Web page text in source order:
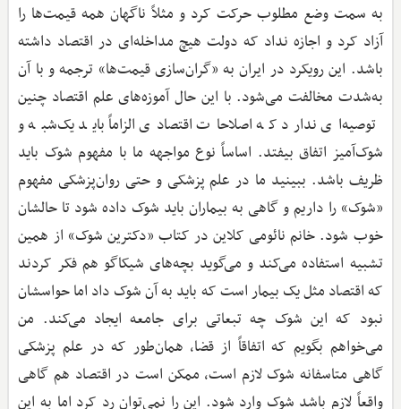
به سمت وضع مطلوب حرکت کرد و مثلاً ناگهان همه قیمت‌ها را
آزاد کرد و اجازه نداد که دولت هیچ مداخله‌ای در اقتصاد داشته
باشد. این رویکرد در ایران به «گران‌سازی قیمت‌ها» ترجمه و با آن
به‌شدت مخالفت می‌شود. با این حال آموزه‌های علم اقتصاد چنین
توصیه‌ای ندارد که اصلاحات اقتصادی الزاماً باید یک‌شبه و
شوک‌آمیز اتفاق بیفتد. اساساً نوع مواجهه ما با مفهوم شوک باید
ظریف باشد. ببینید ما در علم پزشکی و حتی روان‌پزشکی مفهوم
«شوک» را داریم و گاهی به بیماران باید شوک داده شود تا حالشان
خوب شود. خانم نائومی کلاین در کتاب «دکترین شوک» از همین
تشبیه استفاده می‌کند و می‌گوید بچه‌های شیکاگو هم فکر کردند
که اقتصاد مثل یک بیمار است که باید به آن شوک داد اما حواسشان
نبود که این شوک چه تبعاتی برای جامعه ایجاد می‌کند. من
می‌خواهم بگویم که اتفاقاً از قضا، همان‌طور که در علم پزشکی
گاهی متاسفانه شوک لازم است، ممکن است در اقتصاد هم گاهی
واقعاً لازم باشد شوک وارد شود. این را نمی‌توان رد کرد اما به این